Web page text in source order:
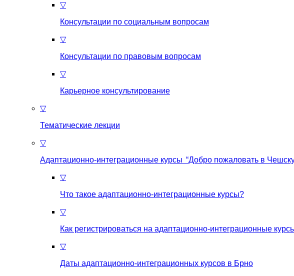
▽
Консультации по социальным вопросам
▽
Консультации по правовым вопросам
▽
Карьерное консультирование
▽
Тематические лекции
▽
Адаптационно-интеграционные курсы “Добро пожаловать в
▽
Что такое aдаптационно-интеграционные курсы?
▽
Как регистрироваться на aдаптационно-интеграционные
▽
Даты адаптационно-интеграционных курсов в Брно